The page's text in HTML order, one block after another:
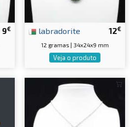
9€ 12€
labradorite
12 gramas | 34x24x9 mm
Veja o produto